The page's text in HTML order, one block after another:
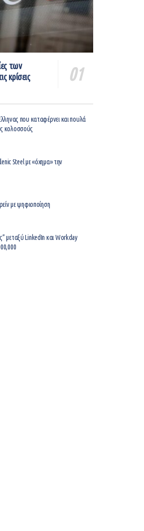
των
κρίσεις
που καταφέρνει και πουλά
κολοσσούς
Steel με «όχημα» την
με ψηφιοποίηση
μεταξύ LinkedIn και Workday